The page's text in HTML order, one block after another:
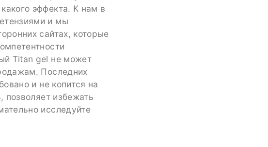
эффекта. К нам в
и мы
сайтах, которые
Titan gel не может
Последних
и не копится на
позволяет избежать
исследуйте